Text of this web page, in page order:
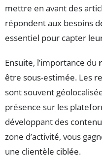
mettre en avant des
répondent aux besoins
essentiel pour capter
Ensuite, l’importance du
être sous-estimée. Les
sont souvent
présence sur les
développant des
zone d’activité, vous
une clientèle ciblée.